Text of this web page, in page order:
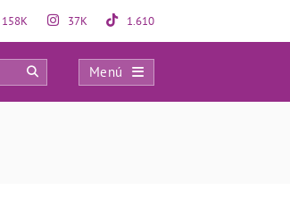
158K 37K 1.610
Menú